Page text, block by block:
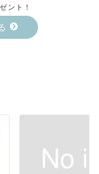
ント！